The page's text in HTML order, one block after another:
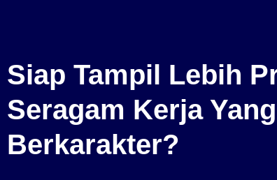
Siap Tampil Lebih
Seragam Kerja
Berkarakter?